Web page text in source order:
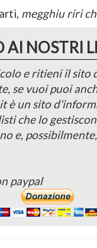
megghiu riri
AI NOSTRI
e ritieni il sito
se vuoi puoi
è un sito
che lo
e,
paypal